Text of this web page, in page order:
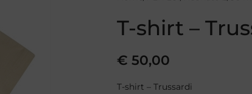
T-shirt –
€ 50,00
T-shirt – Trussardi